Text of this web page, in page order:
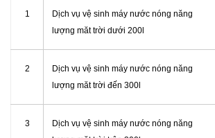
1
Dịch vụ vệ sinh máy nước nóng năng
lượng măt trời dưới 200l
2
Dịch vụ vệ sinh máy nước nóng năng
lượng măt trời đến 300l
3
Dịch vụ vệ sinh máy nước nóng năng